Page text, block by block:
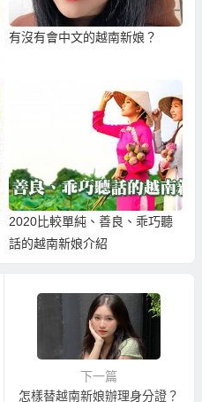
有沒有會中文的越南新娘？
2020比較單純、善良、乖巧聽
話的越南新娘介紹
下一篇
怎樣替越南新娘辦理身分證？